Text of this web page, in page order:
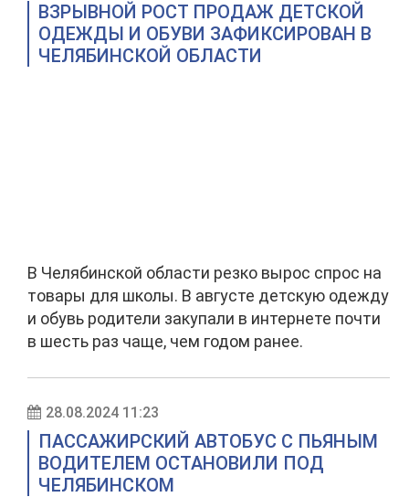
ВЗРЫВНОЙ РОСТ ПРОДАЖ ДЕТСКОЙ
ОДЕЖДЫ И ОБУВИ ЗАФИКСИРОВАН В
ЧЕЛЯБИНСКОЙ ОБЛАСТИ
В Челябинской области резко вырос спрос на
товары для школы. В августе детскую одежду
и обувь родители закупали в интернете почти
в шесть раз чаще, чем годом ранее.
28.08.2024 11:23
ПАССАЖИРСКИЙ АВТОБУС С ПЬЯНЫМ
ВОДИТЕЛЕМ ОСТАНОВИЛИ ПОД
ЧЕЛЯБИНСКОМ